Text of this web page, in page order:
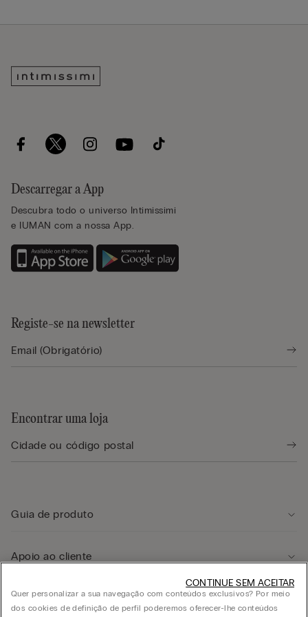
Descarregar a App
Descubra todo o universo Intimissimi
e IUMAN com a nossa App.
Registe-se na newsletter
Encontrar uma loja
Guia de produto
Apoio ao cliente
Área legal
Quer personalizar a sua navegação com conteúdos exclusivos? Por meio
dos cookies de definição de perfil poderemos oferecer-lhe conteúdos
CONTINUE SEM ACEITAR